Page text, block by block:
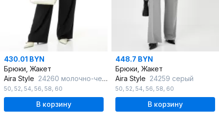
430.01 BYN
Брюки, Жакет
Aira Style 24260 молочно-черный
50, 52, 54, 56, 58, 60
В корзину
448.7 BYN
Брюки, Жакет
Aira Style 24259 серый
50, 52, 54, 56, 58, 60
В корзину